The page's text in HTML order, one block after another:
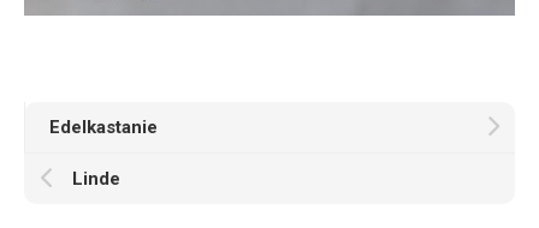
Edelkastanie
Linde